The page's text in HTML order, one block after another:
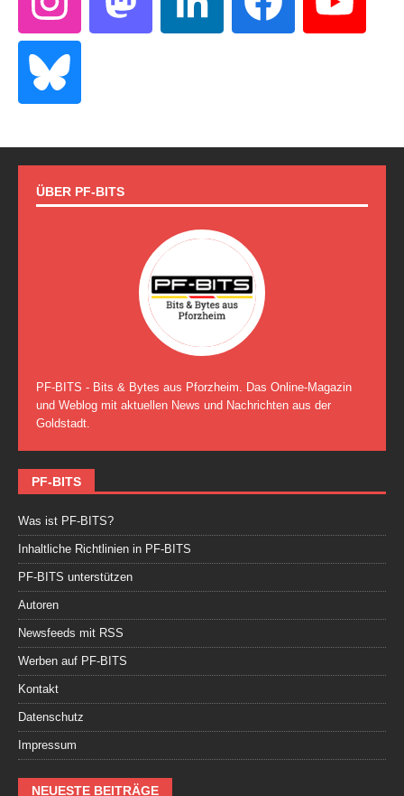
ÜBER PF-BITS
PF-BITS - Bits & Bytes aus Pforzheim. Das Online-Magazin
und Weblog mit aktuellen News und Nachrichten aus der
Goldstadt.
PF-BITS
Was ist PF-BITS?
Inhaltliche Richtlinien in PF-BITS
PF-BITS unterstützen
Autoren
Newsfeeds mit RSS
Werben auf PF-BITS
Kontakt
Datenschutz
Impressum
NEUESTE BEITRÄGE